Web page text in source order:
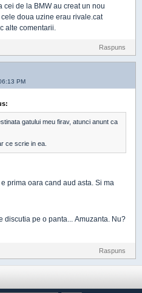
cei de la BMW au creat un nou
doua uzine erau rivale.cat
alte comentarii.
Raspuns
PM
gatului meu firav, atunci anunt ca
ce scrie in ea.
prima oara cand aud asta. Si ma
discutia pe o panta... Amuzanta. Nu?
Raspuns